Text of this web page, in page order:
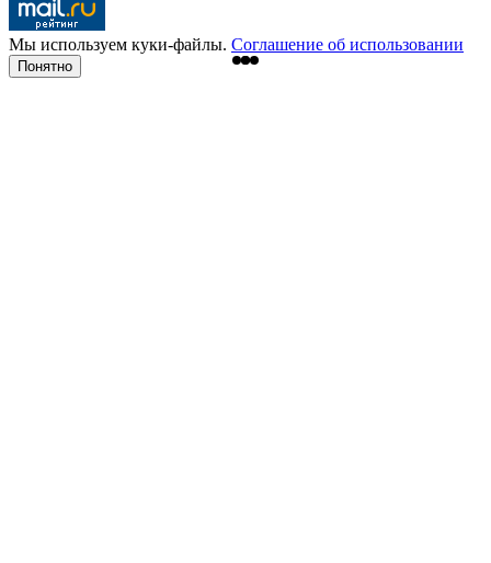
Мы используем куки-файлы. Соглашение об использовании
Понятно